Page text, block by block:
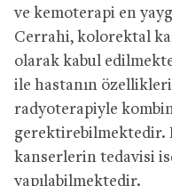
ve kemoterapi en
Cerrahi, kolorektal
olarak kabul
ile hastanın
radyoterapiyle
gerektirebilmektedir.
kanserlerin tedavisi
yapılabilmektedir.